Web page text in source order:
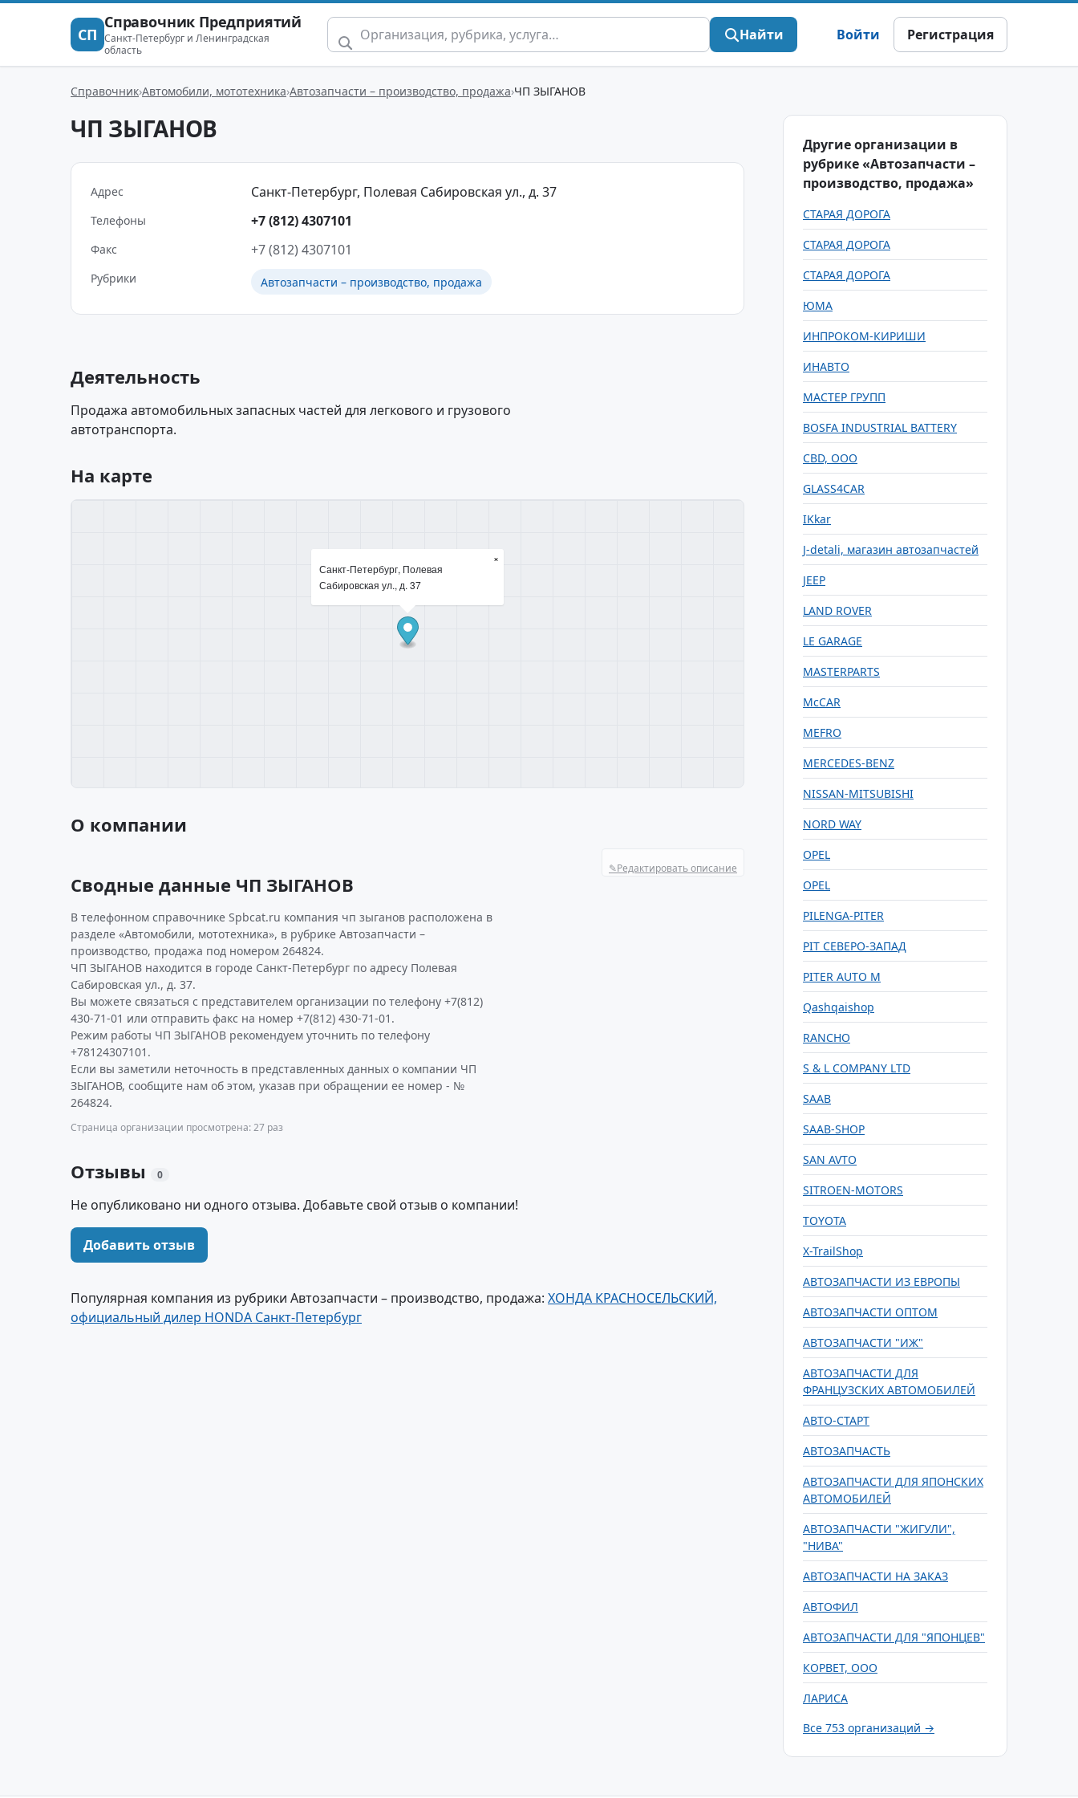
СП
Справочник Предприятий
Санкт-Петербург и Ленинградская
область
Найти Войти Регистрация
Справочник Автомобили, мототехника Автозапчасти – производство, продажа ЧП ЗЫГАНОВ
ЧП ЗЫГАНОВ
Адрес Санкт-Петербург, Полевая Сабировская ул., д. 37
Телефоны +7 (812) 4307101
Факс +7 (812) 4307101
Рубрики Автозапчасти – производство, продажа
Деятельность
Продажа автомобильных запасных частей для легкового и грузового
автотранспорта.
На карте
Санкт-Петербург, Полевая
Сабировская ул., д. 37
×
О компании
✎Редактировать описание
Сводные данные ЧП ЗЫГАНОВ
В телефонном справочнике Spbcat.ru компания чп зыганов расположена в
разделе «Автомобили, мототехника», в рубрике Автозапчасти –
производство, продажа под номером 264824.
ЧП ЗЫГАНОВ находится в городе Санкт-Петербург по адресу Полевая
Сабировская ул., д. 37.
Вы можете связаться с представителем организации по телефону +7(812)
430-71-01 или отправить факс на номер +7(812) 430-71-01.
Режим работы ЧП ЗЫГАНОВ рекомендуем уточнить по телефону
+78124307101.
Если вы заметили неточность в представленных данных о компании ЧП
ЗЫГАНОВ, сообщите нам об этом, указав при обращении ее номер - №
264824.
Страница организации просмотрена: 27 раз
Отзывы 0
Не опубликовано ни одного отзыва. Добавьте свой отзыв о компании!
Добавить отзыв
Популярная компания из рубрики Автозапчасти – производство, продажа: ХОНДА КРАСНОСЕЛЬСКИЙ,
официальный дилер HONDA Санкт-Петербург
Другие организации в
рубрике «Автозапчасти –
производство, продажа»
СТАРАЯ ДОРОГА
СТАРАЯ ДОРОГА
СТАРАЯ ДОРОГА
ЮМА
ИНПРОКОМ-КИРИШИ
ИНАВТО
МАСТЕР ГРУПП
BOSFA INDUSTRIAL BATTERY
CBD, ООО
GLASS4CAR
IKkar
J-detali, магазин автозапчастей
JEEP
LAND ROVER
LE GARAGE
MASTERPARTS
McCAR
MEFRO
MERCEDES-BENZ
NISSAN-MITSUBISHI
NORD WAY
OPEL
OPEL
PILENGA-PITER
PIT СЕВЕРО-ЗАПАД
PITER AUTO M
Qashqaishop
RANCHO
S & L COMPANY LTD
SAAB
SAAB-SHOP
SAN AVTO
SITROEN-MOTORS
TOYOTA
X-TrailShop
АВТОЗАПЧАСТИ ИЗ ЕВРОПЫ
АВТОЗАПЧАСТИ ОПТОМ
АВТОЗАПЧАСТИ "ИЖ"
АВТОЗАПЧАСТИ ДЛЯ
ФРАНЦУЗСКИХ АВТОМОБИЛЕЙ
АВТО-СТАРТ
АВТОЗАПЧАСТЬ
АВТОЗАПЧАСТИ ДЛЯ ЯПОНСКИХ
АВТОМОБИЛЕЙ
АВТОЗАПЧАСТИ "ЖИГУЛИ",
"НИВА"
АВТОЗАПЧАСТИ НА ЗАКАЗ
АВТОФИЛ
АВТОЗАПЧАСТИ ДЛЯ "ЯПОНЦЕВ"
КОРВЕТ, ООО
ЛАРИСА
Все 753 организаций →